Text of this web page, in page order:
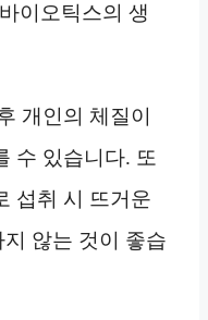
이오틱스의 생
개인의 체질이
수 있습니다. 또
섭취 시 뜨거운
않는 것이 좋습